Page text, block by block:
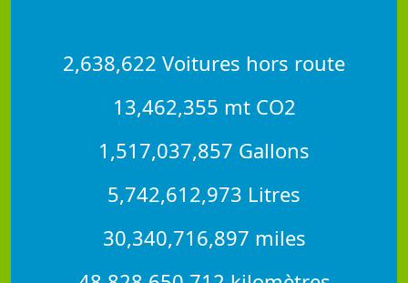
2,638,622 Voitures hors route
13,462,355 mt CO2
1,517,037,857 Gallons
5,742,612,973 Litres
30,340,716,897 miles